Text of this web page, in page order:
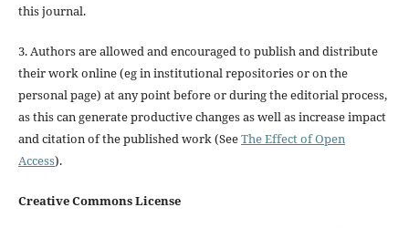
this journal.
3. Authors are allowed and encouraged to publish and distribute
their work online (eg in institutional repositories or on the
personal page) at any point before or during the editorial process,
as this can generate productive changes as well as increase impact
and citation of the published work (SeeThe Effect of Open
Access).
Creative Commons License